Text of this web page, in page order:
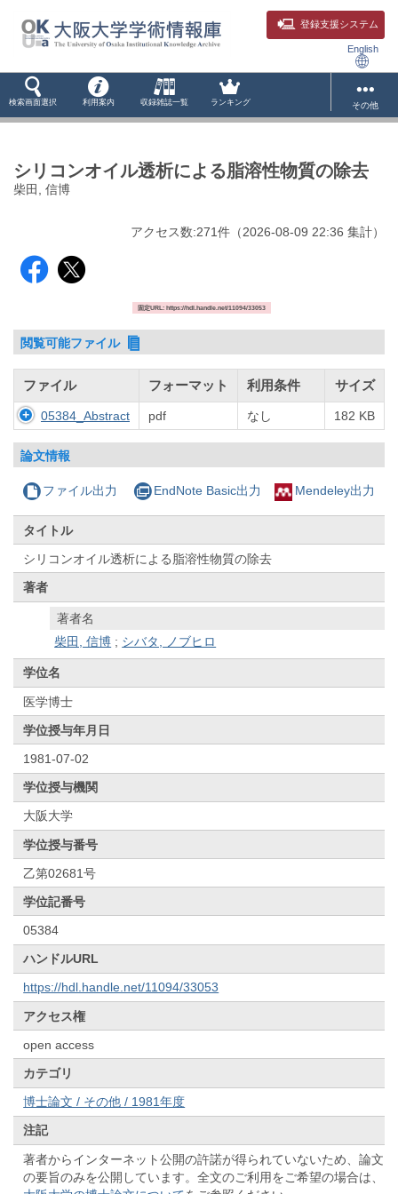
登録支援システム
English
検索画面選択 利用案内 収録雑誌一覧 ランキング その他
シリコンオイル透析による脂溶性物質の除去
柴田, 信博
アクセス数:271件 （2026-08-09 22:36 集計）
固定URL: https://hdl.handle.net/11094/33053
閲覧可能ファイル
ファイル フォーマット 利用条件 サイズ
05384_Abstract pdf なし 182 KB
論文情報
ファイル出力 EndNote Basic出力 Mendeley出力
タイトル
シリコンオイル透析による脂溶性物質の除去
著者
著者名
柴田, 信博 ; シバタ, ノブヒロ
学位名
医学博士
学位授与年月日
1981-07-02
学位授与機関
大阪大学
学位授与番号
乙第02681号
学位記番号
05384
ハンドルURL
https://hdl.handle.net/11094/33053
アクセス権
open access
カテゴリ
博士論文 / その他 / 1981年度
注記
著者からインターネット公開の許諾が得られていないため、論文
の要旨のみを公開しています。全文のご利用をご希望の場合は、